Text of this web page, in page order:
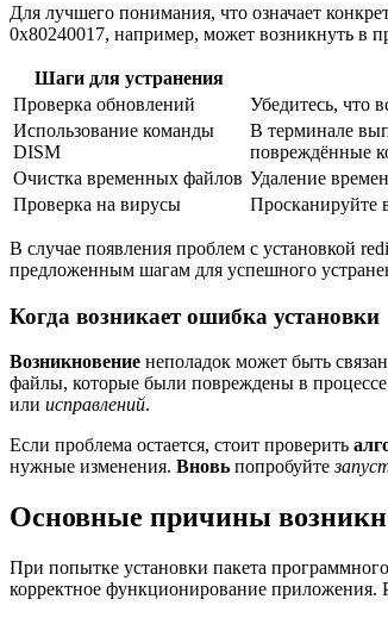
Для лучшего понимания, что означает
0x80240017, например, может возникнуть в
Шаги для устранения
Проверка обновлений
Убедитесь, что
Использование команды
DISM
В терминале
повреждённые
Очистка временных файлов Удаление
Проверка на вирусы
Просканируйте
В случае появления проблем с установкой
предложенным шагам для успешного
Когда возникает ошибка установки
Возникновение неполадок может быть
файлы, которые были повреждены в процессе
или исправлений.
Если проблема остается, стоит проверить
нужные изменения. Вновь попробуйте
Основные причины
При попытке установки пакета
корректное функционирование приложения.